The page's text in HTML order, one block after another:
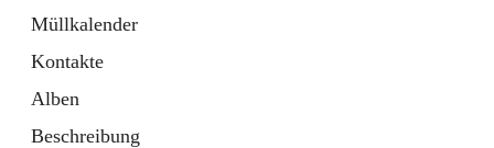
Müllkalender
Kontakte
Alben
Beschreibung